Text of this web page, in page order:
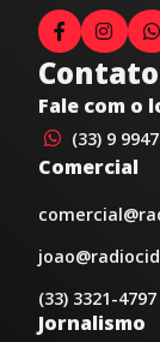
Contato
Fale com o
(33) 9
Comercial
(33) 3321-4797
Jornalismo